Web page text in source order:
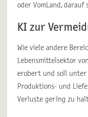
oder VomLand, darauf
KI zur
Wie viele andere
Lebensmittelsektor
erobert und soll unter
Produktions- und
Verluste gering zu